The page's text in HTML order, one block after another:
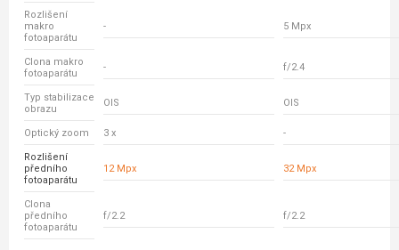
Rozlišení
makro
fotoaparátu
- 5 Mpx
Clona makro
fotoaparátu
- f/2.4
Typ stabilizace
obrazu
OIS OIS
Optický zoom 3 x -
Rozlišení
předního
fotoaparátu
12 Mpx 32 Mpx
Clona
předního
fotoaparátu
f/2.2 f/2.2